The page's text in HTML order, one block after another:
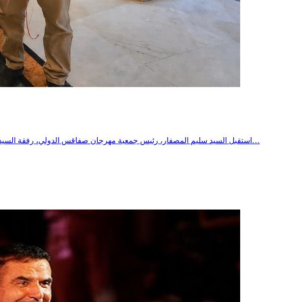
استقبل السيد سليم المصفار، رئيس جمعية مهرجان صفاقس الدولي، رفقة السيد رضا دربال، مدير المهرجان، الفنان العالمي أمير الراي الشاب مامي، وذلك في إطار الاستعدادات النهائية للحفل…